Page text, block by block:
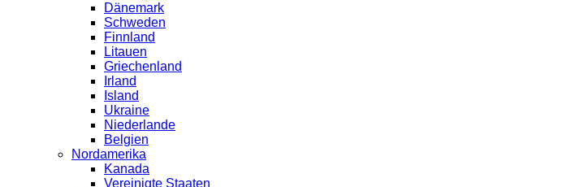
Dänemark
Schweden
Finnland
Litauen
Griechenland
Irland
Island
Ukraine
Niederlande
Belgien
Nordamerika
Kanada
Vereinigte Staaten